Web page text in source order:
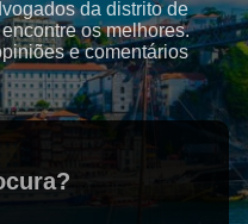
da distrito de
os melhores.
e comentários